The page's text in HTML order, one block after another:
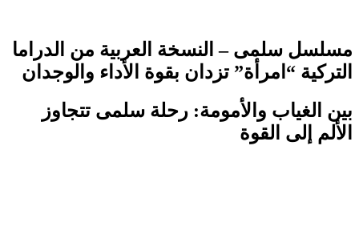
مسلسل سلمى – النسخة العربية من الدراما
التركية “امرأة” تزدان بقوة الأداء والوجدان
بين الغياب والأمومة: رحلة سلمى تتجاوز
الألم إلى القوة